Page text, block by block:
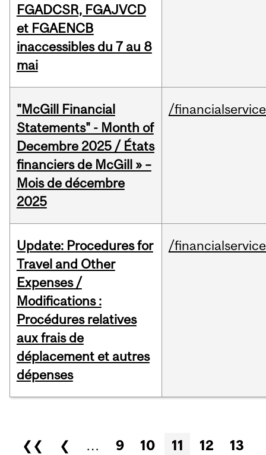
FGADCSR, FGAJVCD
et FGAENCB
inaccessibles du 7 au 8
mai
"McGill Financial
Statements" - Month of
Decembre 2025 / États
financiers de McGill » –
Mois de décembre
2025
/
Update: Procedures for
Travel and Other
Expenses /
Modifications :
Procédures relatives
aux frais de
déplacement et autres
dépenses
/
Pages
❮❮ ❮ … 9 10 11 12
13